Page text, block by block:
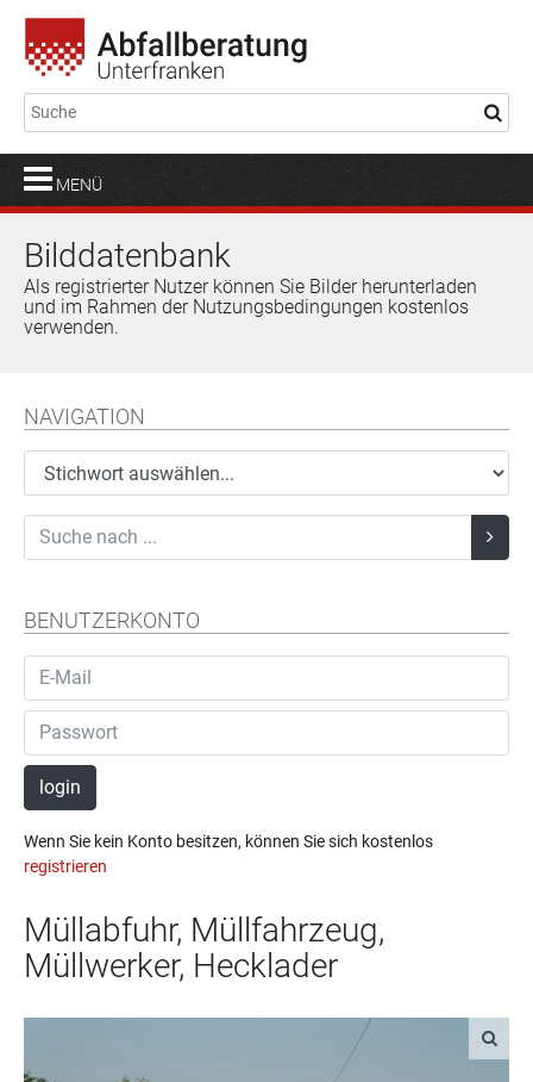
MENÜ
Bilddatenbank
Als registrierter Nutzer können Sie Bilder herunterladen
und im Rahmen der Nutzungsbedingungen kostenlos
verwenden.
NAVIGATION
BENUTZERKONTO
login
Wenn Sie kein Konto besitzen, können Sie sich kostenlos
registrieren
Müllabfuhr, Müllfahrzeug,
Müllwerker, Hecklader